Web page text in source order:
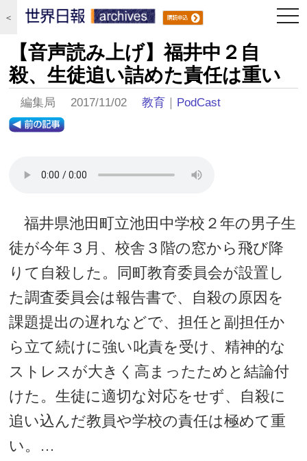
＜
【音声読み上げ】福井中２自
殺、生徒追い詰めた責任は重い
編集局 2017/11/02教育 ｜ PodCast
福井県池田町立池田中学校２年の男子生
徒が今年３月、校舎３階の窓から飛び降
りて自殺した。同町教育委員会が設置し
た調査委員会は報告書で、自殺の原因を
課題提出の遅れなどで、担任と副担任か
ら立て続けに強い叱責を受け、精神的な
ストレスが大きく高まったためと結論付
けた。生徒に適切な対応をせず、自殺に
追い込んだ教員や学校の責任は極めて重
い。…